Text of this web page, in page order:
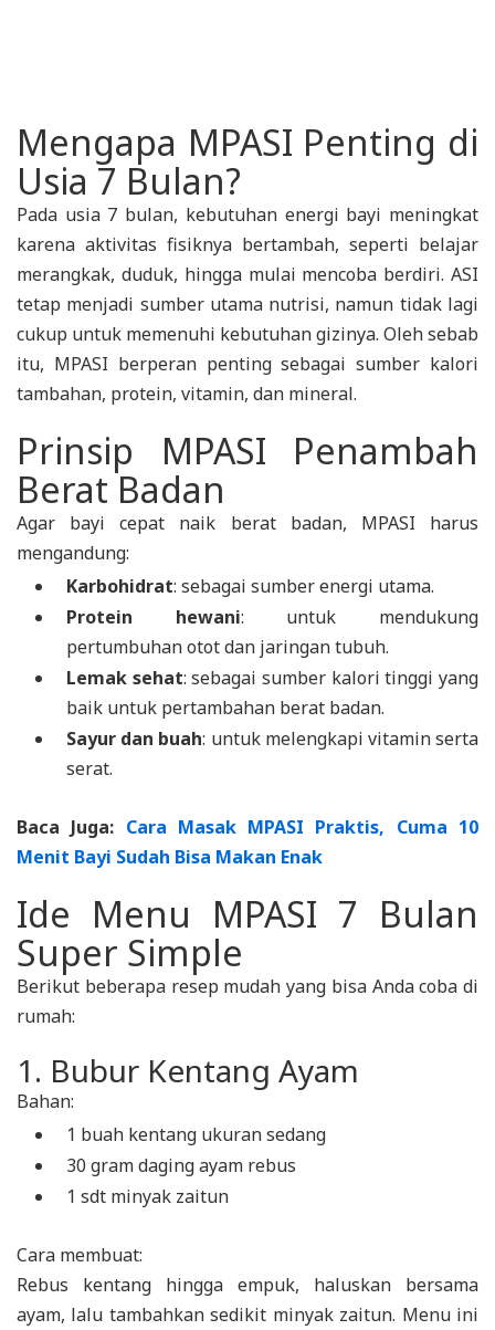
Mengapa MPASI Penting di
Usia 7 Bulan?
Pada usia 7 bulan, kebutuhan energi bayi meningkat
karena aktivitas fisiknya bertambah, seperti belajar
merangkak, duduk, hingga mulai mencoba berdiri. ASI
tetap menjadi sumber utama nutrisi, namun tidak lagi
cukup untuk memenuhi kebutuhan gizinya. Oleh sebab
itu, MPASI berperan penting sebagai sumber kalori
tambahan, protein, vitamin, dan mineral.
Prinsip MPASI Penambah
Berat Badan
Agar bayi cepat naik berat badan, MPASI harus
mengandung:
Karbohidrat: sebagai sumber energi utama.
Protein hewani: untuk mendukung
pertumbuhan otot dan jaringan tubuh.
Lemak sehat: sebagai sumber kalori tinggi yang
baik untuk pertambahan berat badan.
Sayur dan buah: untuk melengkapi vitamin serta
serat.
Baca Juga: Cara Masak MPASI Praktis, Cuma 10
Menit Bayi Sudah Bisa Makan Enak
Ide Menu MPASI 7 Bulan
Super Simple
Berikut beberapa resep mudah yang bisa Anda coba di
rumah:
1. Bubur Kentang Ayam
Bahan:
1 buah kentang ukuran sedang
30 gram daging ayam rebus
1 sdt minyak zaitun
Cara membuat:
Rebus kentang hingga empuk, haluskan bersama
ayam, lalu tambahkan sedikit minyak zaitun. Menu ini